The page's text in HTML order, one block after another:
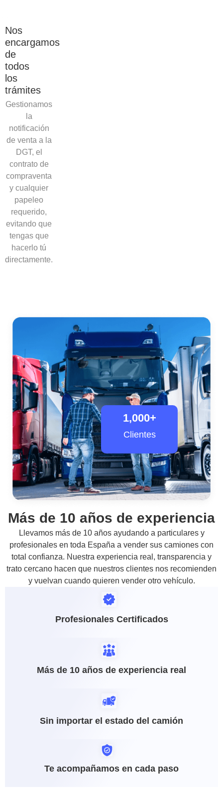
Nos
encargamos
de
todos
los
trámites
Gestionamos
la
notificación
de venta a la
DGT, el
contrato de
compraventa
y cualquier
papeleo
requerido,
evitando que
tengas que
hacerlo tú
directamente.
Clientes
1,000+
Más de 10 años de experiencia
Llevamos más de 10 años ayudando a particulares y
profesionales en toda España a vender sus camiones con
total confianza. Nuestra experiencia real, transparencia y
trato cercano hacen que nuestros clientes nos recomienden
y vuelvan cuando quieren vender otro vehículo.
Profesionales Certificados
Más de 10 años de experiencia real
Sin importar el estado del camión
Te acompañamos en cada paso